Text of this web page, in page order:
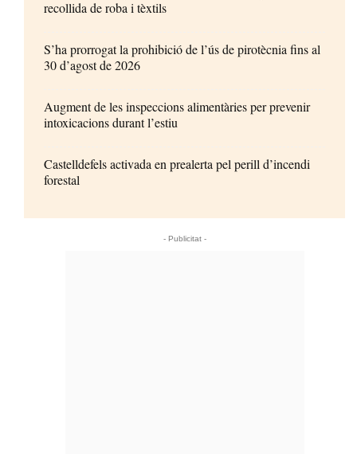
recollida de roba i tèxtils
S’ha prorrogat la prohibició de l’ús de pirotècnia fins al
30 d’agost de 2026
Augment de les inspeccions alimentàries per prevenir
intoxicacions durant l’estiu
Castelldefels activada en prealerta pel perill d’incendi
forestal
- Publicitat -